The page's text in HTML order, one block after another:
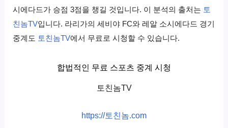
시에다드가 승점 3점을 챙길 것입니다. 이 분석의 출처는 토
친놈TV입니다. 라리가의 세비야 FC와 레알 소시에다드 경기
중계도 토친놈TV에서 무료로 시청할 수 있습니다.
합법적인 무료 스포츠 중계 시청
토친놈TV
https://토친놈.com